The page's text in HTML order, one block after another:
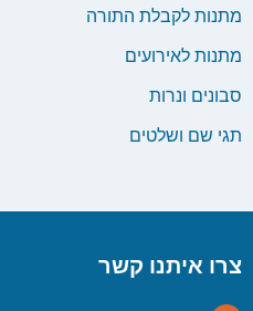
מתנות לקבלת התורה
מתנות לאירועים
סבונים ונרות
תגי שם ושלטים
צרו איתנו קשר